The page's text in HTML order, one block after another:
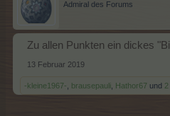
Admiral des Forums
Zu allen Punkten ein dickes
13 Februar 2019
-kleine1967- brausepauli Hathor67 und